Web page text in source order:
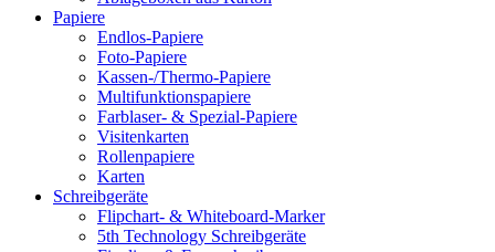
Papiere
Endlos-Papiere
Foto-Papiere
Kassen-/Thermo-Papiere
Multifunktionspapiere
Farblaser- & Spezial-Papiere
Visitenkarten
Rollenpapiere
Karten
Schreibgeräte
Flipchart- & Whiteboard-Marker
5th Technology Schreibgeräte